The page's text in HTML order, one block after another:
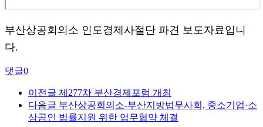
부산상공회의소 인도경제사절단 파견 보도자료입니
다.
댓글0
이전글 제277차 부산경제포럼 개최
다음글 부산상공회의소-부산지방법무사회, 중소기업·소
상공인 법률지원 위한 업무협약 체결